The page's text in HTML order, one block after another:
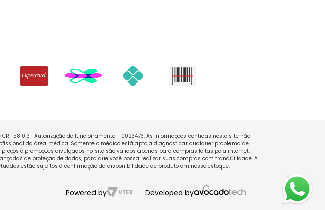
58 013 | Autorização de funcionamento - 0023473. As informações contidas neste site não
da área médica. Somente o médico está apto a diagnosticar qualquer problema de
e promoções divulgados no site são válidos apenas para compras feitas pela internet.
de proteção de dados, para que você possa realizar suas compras com tranqüilidade. A
estão sujeitos à confirmação da disponibilidade de produto em nosso estoque.
Powered by Developed by